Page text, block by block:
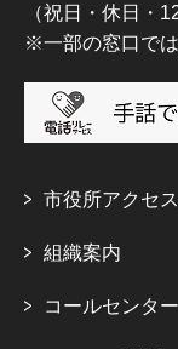
（祝日・休日・
※一部の窓口で
市役所アクセ
組織案内
コールセンタ